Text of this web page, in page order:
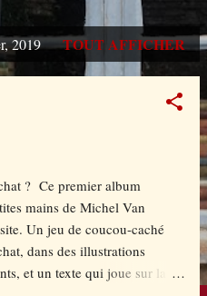
2019 TOUT AFFICHER
? Ce premier album
mains de Michel Van
Un jeu de coucou-caché
dans des illustrations
et un texte qui joue sur la